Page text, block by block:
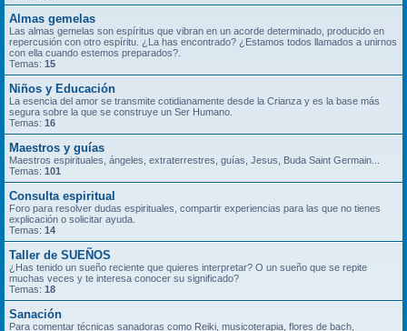
Almas gemelas
Las almas gemelas son espíritus que vibran en un acorde determinado, producido en
repercusión con otro espíritu. ¿La has encontrado? ¿Estamos todos llamados a unirnos
con ella cuando estemos preparados?.
Temas: 15
Niños y Educación
La esencia del amor se transmite cotidianamente desde la Crianza y es la base más
segura sobre la que se construye un Ser Humano.
Temas: 16
Maestros y guías
Maestros espirituales, ángeles, extraterrestres, guías, Jesus, Buda Saint Germain...
Temas: 101
Consulta espiritual
Foro para resolver dudas espirituales, compartir experiencias para las que no tienes
explicación o solicitar ayuda.
Temas: 14
Taller de SUEÑOS
¿Has tenido un sueño reciente que quieres interpretar? O un sueño que se repite
muchas veces y te interesa conocer su significado?
Temas: 18
Sanación
Para comentar técnicas sanadoras como Reiki, musicoterapia, flores de bach,